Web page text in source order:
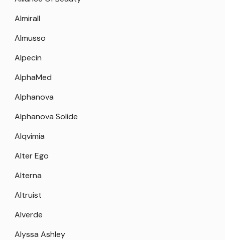
Almirall
Almusso
Alpecin
AlphaMed
Alphanova
Alphanova Solide
Alqvimia
Alter Ego
Alterna
Altruist
Alverde
Alyssa Ashley